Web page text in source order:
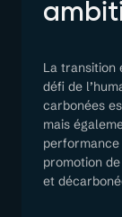
La transition
défi de
carbonées
mais
promotion
et